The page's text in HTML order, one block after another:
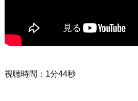
視聴時間：1分44秒